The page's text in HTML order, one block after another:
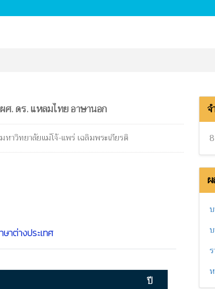
ผศ. ดร. แหลมไทย อาษานอก
มหาวิทยาลัยแม่โจ้-แพร่ เฉลิมพระเกียรติ
าต่างประเทศ
ปี